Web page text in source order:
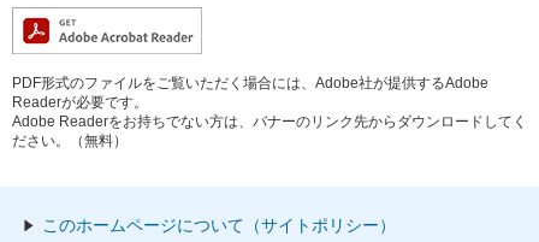
PDF形式のファイルをご覧いただく場合には、Adobe社が提供するAdobe
Readerが必要です。
Adobe Readerをお持ちでない方は、バナーのリンク先からダウンロードしてく
ださい。（無料）
このホームページについて（サイトポリシー）